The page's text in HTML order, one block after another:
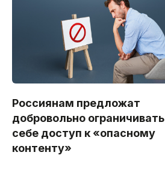
Россиянам предложат
добровольно ограничивать
себе доступ к «опасному
контенту»